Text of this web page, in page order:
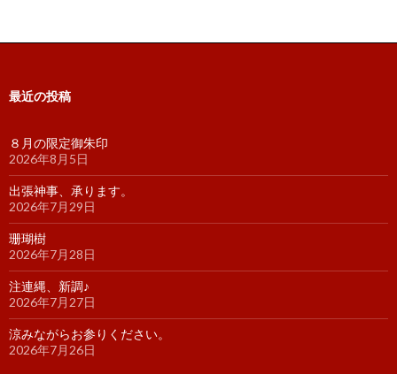
最近の投稿
８月の限定御朱印
2026年8月5日
出張神事、承ります。
2026年7月29日
珊瑚樹
2026年7月28日
注連縄、新調♪
2026年7月27日
涼みながらお参りください。
2026年7月26日